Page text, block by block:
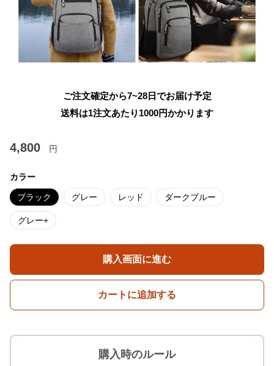
ご注文確定から7~28日でお届け予定
送料は1注文あたり 1000円かかります
4,800 円
カラー
ブラック グレー レッド ダークブルー
グレー+
購入画面に進む
カートに追加する
購入時のルール